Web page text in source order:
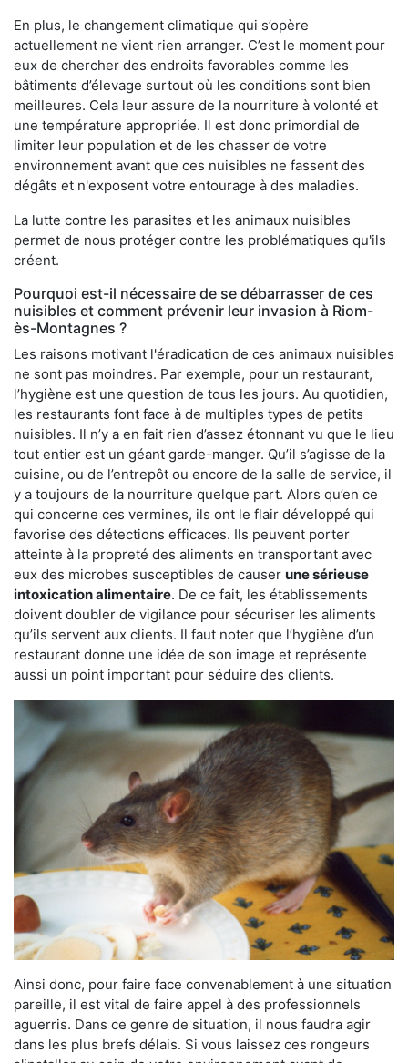
En plus, le changement climatique qui s’opère
actuellement ne vient rien arranger. C’est le moment pour
eux de chercher des endroits favorables comme les
bâtiments d’élevage surtout où les conditions sont bien
meilleures. Cela leur assure de la nourriture à volonté et
une température appropriée. Il est donc primordial de
limiter leur population et de les chasser de votre
environnement avant que ces nuisibles ne fassent des
dégâts et n'exposent votre entourage à des maladies.
La lutte contre les parasites et les animaux nuisibles
permet de nous protéger contre les problématiques qu'ils
créent.
Pourquoi est-il nécessaire de se débarrasser de ces
nuisibles et comment prévenir leur invasion à Riom-
ès-Montagnes ?
Les raisons motivant l'éradication de ces animaux nuisibles
ne sont pas moindres. Par exemple, pour un restaurant,
l’hygiène est une question de tous les jours. Au quotidien,
les restaurants font face à de multiples types de petits
nuisibles. Il n’y a en fait rien d’assez étonnant vu que le lieu
tout entier est un géant garde-manger. Qu’il s’agisse de la
cuisine, ou de l’entrepôt ou encore de la salle de service, il
y a toujours de la nourriture quelque part. Alors qu’en ce
qui concerne ces vermines, ils ont le flair développé qui
favorise des détections efficaces. Ils peuvent porter
atteinte à la propreté des aliments en transportant avec
eux des microbes susceptibles de causer une sérieuse
intoxication alimentaire. De ce fait, les établissements
doivent doubler de vigilance pour sécuriser les aliments
qu’ils servent aux clients. Il faut noter que l’hygiène d’un
restaurant donne une idée de son image et représente
aussi un point important pour séduire des clients.
Ainsi donc, pour faire face convenablement à une situation
pareille, il est vital de faire appel à des professionnels
aguerris. Dans ce genre de situation, il nous faudra agir
dans les plus brefs délais. Si vous laissez ces rongeurs